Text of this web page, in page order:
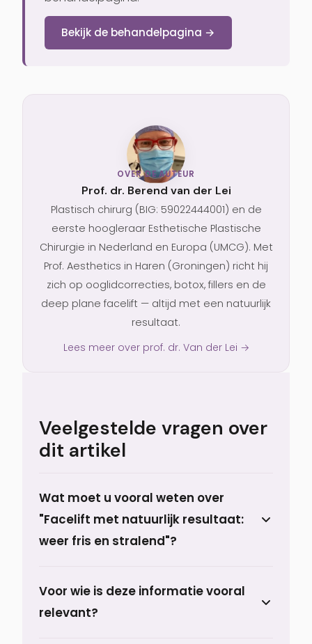
Bekijk de behandelpagina →
OVER DE AUTEUR
Prof. dr. Berend van der Lei
Plastisch chirurg (BIG: 59022444001) en de
eerste hoogleraar Esthetische Plastische
Chirurgie in Nederland en Europa (UMCG). Met
Prof. Aesthetics in Haren (Groningen) richt hij
zich op ooglidcorrecties, botox, fillers en de
deep plane facelift — altijd met een natuurlijk
resultaat.
Lees meer over prof. dr. Van der Lei →
Veelgestelde vragen over
dit artikel
Wat moet u vooral weten over
"Facelift met natuurlijk resultaat:
weer fris en stralend"?
Aesthetics in Haren, nabij Groningen:“Een
natuurlijke facelift is wat iedereen wil: een
Voor wie is deze informatie vooral
relevant?